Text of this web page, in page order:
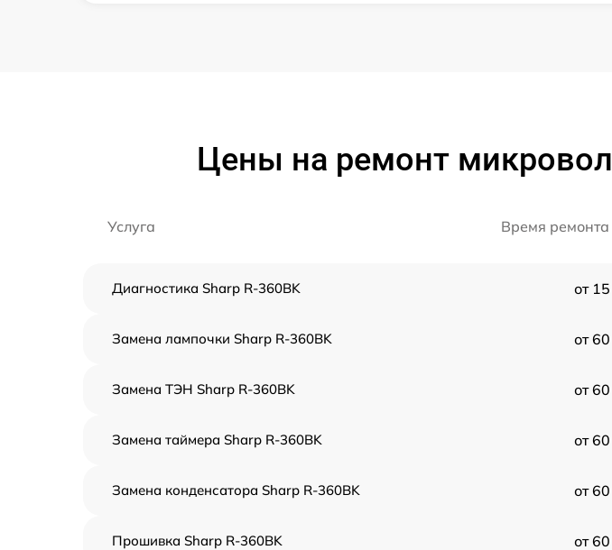
Цены на ремонт
Услуга Время ремонта
Диагностика Sharp R-360BK от
Замена лампочки Sharp R-360BK от
Замена ТЭН Sharp R-360BK от
Замена таймера Sharp R-360BK от
Замена конденсатора Sharp R-360BK от
Прошивка Sharp R-360BK от